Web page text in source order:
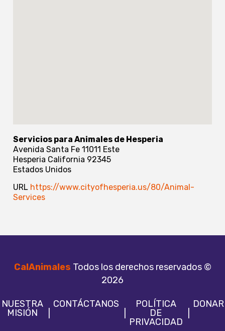
Servicios para Animales de Hesperia
Avenida Santa Fe 11011 Este
Hesperia California 92345
Estados Unidos
URL https://www.cityofhesperia.us/80/Animal-
Services
CalAnimales Todos los derechos reservados ©
2026
NUESTRA
MISIÓN
CONTÁCTANOS
POLÍTICA
DE
PRIVACIDAD
DONAR